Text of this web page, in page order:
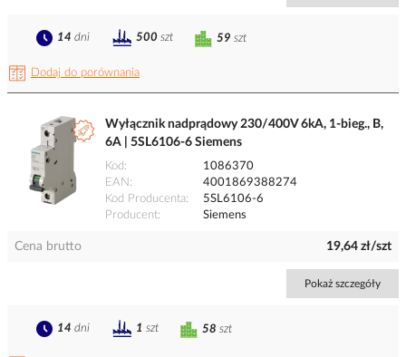
Dodaj do porównania
59 szt
14 dni 500 szt
Wyłącznik nadprądowy 230/400V 6kA, 1-bieg., B,
6A | 5SL6106-6 Siemens
Kod
1086370
EAN
4001869388274
Kod Producenta
5SL6106-6
Producent
Siemens
Cena brutto 19,64 zł/szt
Pokaż szczegóły
58 szt
14 dni 1 szt